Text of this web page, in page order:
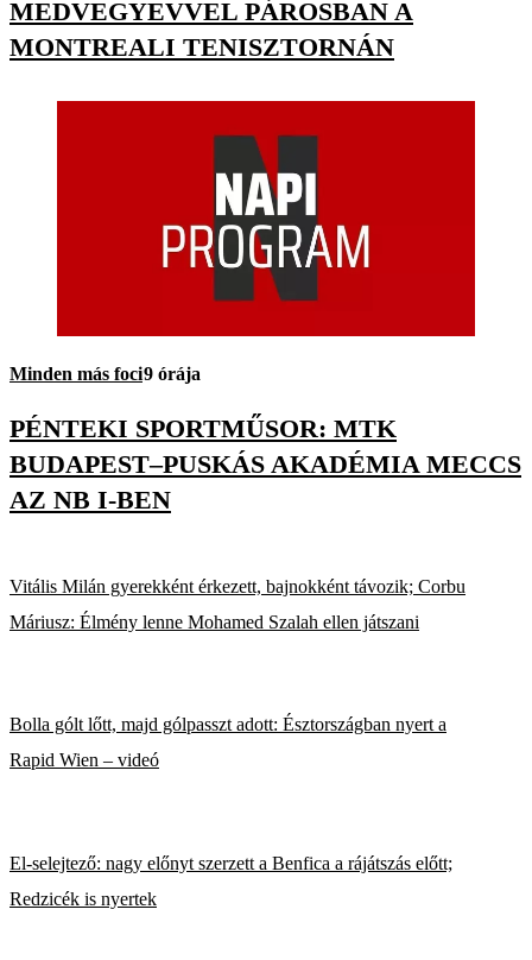
MEDVEGYEVVEL PÁROSBAN A
MONTREALI TENISZTORNÁN
Minden más foci9 órája
PÉNTEKI SPORTMŰSOR: MTK
BUDAPEST–PUSKÁS AKADÉMIA MECCS
AZ NB I-BEN
Vitális Milán gyerekként érkezett, bajnokként távozik; Corbu
Máriusz: Élmény lenne Mohamed Szalah ellen játszani
Bolla gólt lőtt, majd gólpasszt adott: Észtországban nyert a
Rapid Wien – videó
El-selejtező: nagy előnyt szerzett a Benfica a rájátszás előtt;
Redzicék is nyertek